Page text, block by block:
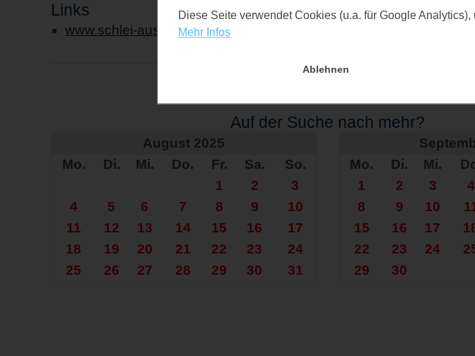
Links
www.schlei-ausflugsfahrten.de
Auf der Suche nach mehr?
August 2025
Mo.
Di. Mi. Do. Fr. Sa.
So.
1
2
3
4
5 6 7 8 9
10
11
12 13 14 15 16
17
18
19 20 21 22 23
24
25
26 27 28 29 30 31
Mo.
Di. Mi.
1
2 3 4
8
9 10
15
16 17
22
23 24
29
30
Diese Seite verwendet Cookies (u.a. für Google
Mehr Infos
Ablehnen